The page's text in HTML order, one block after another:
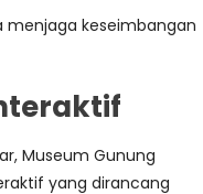
menjaga keseimbangan
Museum Gunung
yang dirancang